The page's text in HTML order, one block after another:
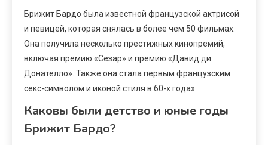
Брижит Бардо была известной французской актрисой
и певицей, которая снялась в более чем 50 фильмах.
Она получила несколько престижных кинопремий,
включая премию «Сезар» и премию «Давид ди
Донателло». Также она стала первым французским
секс-символом и иконой стиля в 60-х годах.
Каковы были детство и юные годы
Брижит Бардо?